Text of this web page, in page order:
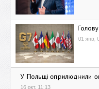
01 янв,
У Польщі оприлюднили
16 окт, 11:13